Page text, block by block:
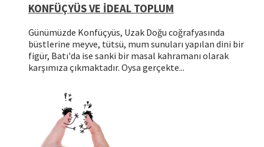
KONFÜÇYÜS VE İDEAL TOPLUM
Günümüzde Konfüçyüs, Uzak Doğu coğrafyasında
büstlerine meyve, tütsü, mum sunuları yapılan dini bir
figür, Batı'da ise sanki bir masal kahramanı olarak
karşımıza çıkmaktadır. Oysa gerçekte...